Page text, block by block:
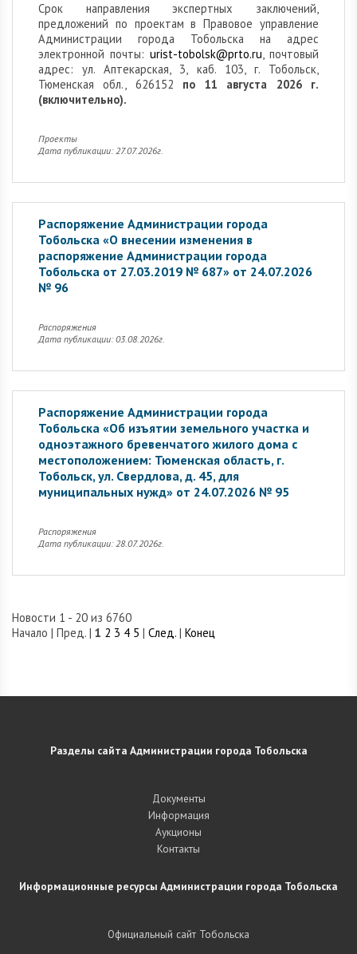
Cрок направления экспертных заключений,
предложений по проектам в Правовое управление
Администрации города Тобольска на адрес
электронной почты: urist-tobolsk@prto.ru, почтовый
адрес: ул. Аптекарская, 3, каб. 103, г. Тобольск,
Тюменская обл., 626152 по 11 августа 2026 г.
(включительно).
Проекты
Дата публикации: 27.07.2026г.
Распоряжение Администрации города
Тобольска «О внесении изменения в
распоряжение Администрации города
Тобольска от 27.03.2019 № 687» от 24.07.2026
№ 96
Распоряжения
Дата публикации: 03.08.2026г.
Распоряжение Администрации города
Тобольска «Об изъятии земельного участка и
одноэтажного бревенчатого жилого дома с
местоположением: Тюменская область, г.
Тобольск, ул. Свердлова, д. 45, для
муниципальных нужд» от 24.07.2026 № 95
Распоряжения
Дата публикации: 28.07.2026г.
Новости 1 - 20 из 6760
Начало | Пред. | 1 2 3 4 5 | След. | Конец
Разделы сайта Администрации города Тобольска
Документы
Информация
Аукционы
Контакты
Информационные ресурсы Администрации города Тобольска
Официальный сайт Тобольска